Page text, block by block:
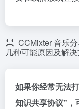
CCMixter 音乐
几种可能原因及解
如果你经常无法
知识共享协议"，